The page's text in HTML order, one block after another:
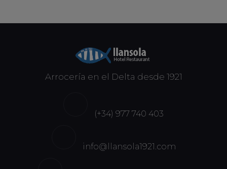
Arrocería en el Delta desde 1921
(+34) 977 740 403
info@llansola1921.com